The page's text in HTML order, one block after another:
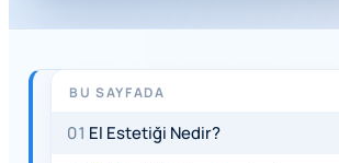
HIZLI
YANIT
BU SAYFADA
01 El Estetiği Nedir?